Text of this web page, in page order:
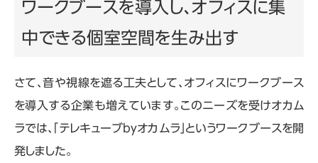
ワークブースを導入し、オフィスに集
中できる個室空間を生み出す
さて、音や視線を遮る工夫として、オフィスにワークブース
を導入する企業も増えています。このニーズを受けオカム
ラでは、「テレキューブbyオカムラ」というワークブースを開
発しました。